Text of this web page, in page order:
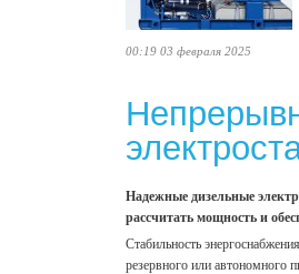
00:19 03 февраля 2025
Надежные дизельные
рассчитать мощность и
Стабильность
резервного или автономного